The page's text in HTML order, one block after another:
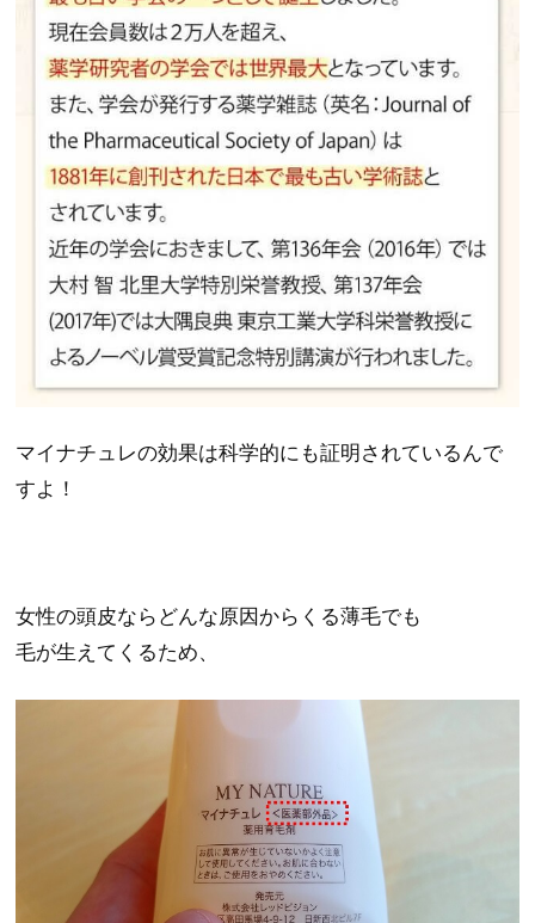
マイナチュレの効果は科学的にも証明されているんで
すよ！
女性の頭皮ならどんな原因からくる薄毛でも
毛が生えてくるため、